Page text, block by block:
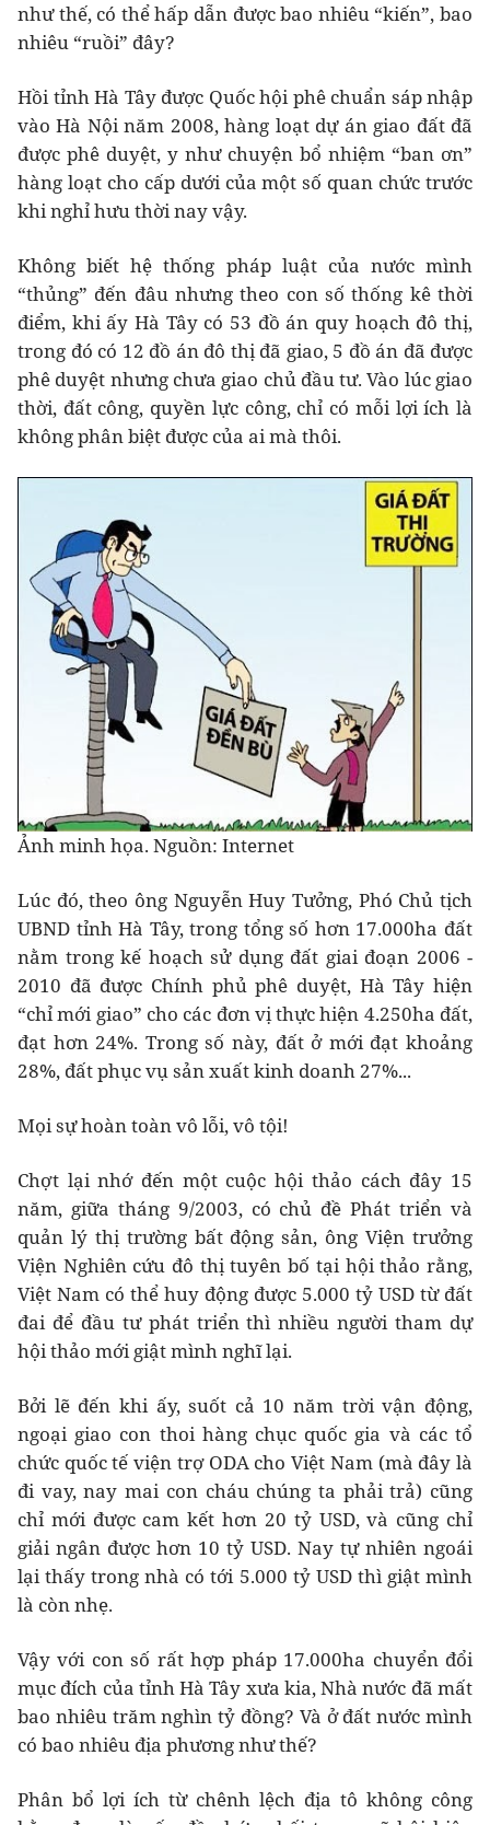
như thế, có thể hấp dẫn được bao nhiêu “kiến”, bao
nhiêu “ruồi” đây?
Hồi tỉnh Hà Tây được Quốc hội phê chuẩn sáp nhập
vào Hà Nội năm 2008, hàng loạt dự án giao đất đã
được phê duyệt, y như chuyện bổ nhiệm “ban ơn”
hàng loạt cho cấp dưới của một số quan chức trước
khi nghỉ hưu thời nay vậy.
Không biết hệ thống pháp luật của nước mình
“thủng” đến đâu nhưng theo con số thống kê thời
điểm, khi ấy Hà Tây có 53 đồ án quy hoạch đô thị,
trong đó có 12 đồ án đô thị đã giao, 5 đồ án đã được
phê duyệt nhưng chưa giao chủ đầu tư. Vào lúc giao
thời, đất công, quyền lực công, chỉ có mỗi lợi ích là
không phân biệt được của ai mà thôi.
Ảnh minh họa. Nguồn: Internet
Lúc đó, theo ông Nguyễn Huy Tưởng, Phó Chủ tịch
UBND tỉnh Hà Tây, trong tổng số hơn 17.000ha đất
nằm trong kế hoạch sử dụng đất giai đoạn 2006 -
2010 đã được Chính phủ phê duyệt, Hà Tây hiện
“chỉ mới giao” cho các đơn vị thực hiện 4.250ha đất,
đạt hơn 24%. Trong số này, đất ở mới đạt khoảng
28%, đất phục vụ sản xuất kinh doanh 27%...
Mọi sự hoàn toàn vô lỗi, vô tội!
Chợt lại nhớ đến một cuộc hội thảo cách đây 15
năm, giữa tháng 9/2003, có chủ đề Phát triển và
quản lý thị trường bất động sản, ông Viện trưởng
Viện Nghiên cứu đô thị tuyên bố tại hội thảo rằng,
Việt Nam có thể huy động được 5.000 tỷ USD từ đất
đai để đầu tư phát triển thì nhiều người tham dự
hội thảo mới giật mình nghĩ lại.
Bởi lẽ đến khi ấy, suốt cả 10 năm trời vận động,
ngoại giao con thoi hàng chục quốc gia và các tổ
chức quốc tế viện trợ ODA cho Việt Nam (mà đây là
đi vay, nay mai con cháu chúng ta phải trả) cũng
chỉ mới được cam kết hơn 20 tỷ USD, và cũng chỉ
giải ngân được hơn 10 tỷ USD. Nay tự nhiên ngoái
lại thấy trong nhà có tới 5.000 tỷ USD thì giật mình
là còn nhẹ.
Vậy với con số rất hợp pháp 17.000ha chuyển đổi
mục đích của tỉnh Hà Tây xưa kia, Nhà nước đã mất
bao nhiêu trăm nghìn tỷ đồng? Và ở đất nước mình
có bao nhiêu địa phương như thế?
Phân bổ lợi ích từ chênh lệch địa tô không công